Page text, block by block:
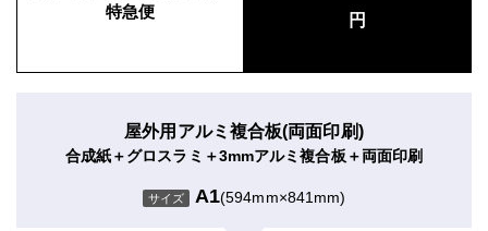
特急便 円
屋外用アルミ複合板(両面印刷)
合成紙＋グロスラミ＋3mmアルミ複合板＋両面印刷
サイズ A1(594mm×841mm)